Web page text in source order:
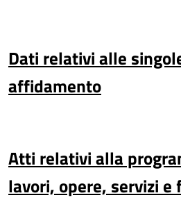
Dati relativi alle
affidamento
Atti relativi alla
lavori, opere, servizi